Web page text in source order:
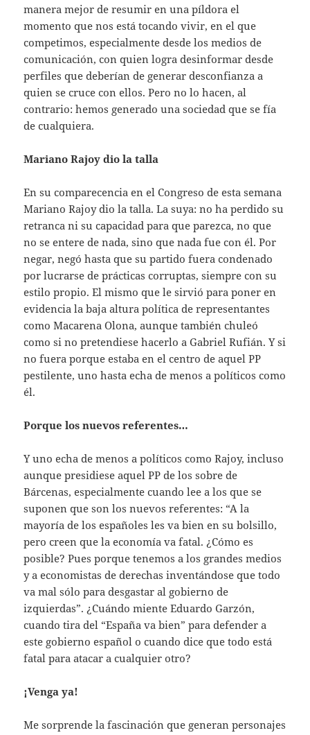
manera mejor de resumir en una píldora el
momento que nos está tocando vivir, en el que
competimos, especialmente desde los medios de
comunicación, con quien logra desinformar desde
perfiles que deberían de generar desconfianza a
quien se cruce con ellos. Pero no lo hacen, al
contrario: hemos generado una sociedad que se fía
de cualquiera.
Mariano Rajoy dio la talla
En su comparecencia en el Congreso de esta semana
Mariano Rajoy dio la talla. La suya: no ha perdido su
retranca ni su capacidad para que parezca, no que
no se entere de nada, sino que nada fue con él. Por
negar, negó hasta que su partido fuera condenado
por lucrarse de prácticas corruptas, siempre con su
estilo propio. El mismo que le sirvió para poner en
evidencia la baja altura política de representantes
como Macarena Olona, aunque también chuleó
como si no pretendiese hacerlo a Gabriel Rufián. Y si
no fuera porque estaba en el centro de aquel PP
pestilente, uno hasta echa de menos a políticos como
él.
Porque los nuevos referentes…
Y uno echa de menos a políticos como Rajoy, incluso
aunque presidiese aquel PP de los sobre de
Bárcenas, especialmente cuando lee a los que se
suponen que son los nuevos referentes: “A la
mayoría de los españoles les va bien en su bolsillo,
pero creen que la economía va fatal. ¿Cómo es
posible? Pues porque tenemos a los grandes medios
y a economistas de derechas inventándose que todo
va mal sólo para desgastar al gobierno de
izquierdas”. ¿Cuándo miente Eduardo Garzón,
cuando tira del “España va bien” para defender a
este gobierno español o cuando dice que todo está
fatal para atacar a cualquier otro?
¡Venga ya!
Me sorprende la fascinación que generan personajes